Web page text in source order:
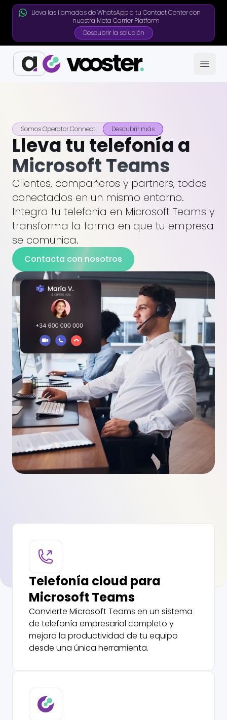
Lleva las llamadas de WhatsApp a tu Contact Center con
nuestra Meta Carrier Platform
Descubrir la solución
Somos Operator Connect Descubrir más
Lleva tu telefonía a
Microsoft Teams
Clientes, compañeros y partners, todos
conectados en un mismo entorno.
Integra tu telefonía en Microsoft Teams y
transforma la forma en que tu empresa
se comunica.
Contacta con nosotros
Telefonía cloud para
Microsoft Teams
Convierte Microsoft Teams en un sistema
de telefonía empresarial completo y
mejora la productividad de tu equipo
desde una única herramienta.